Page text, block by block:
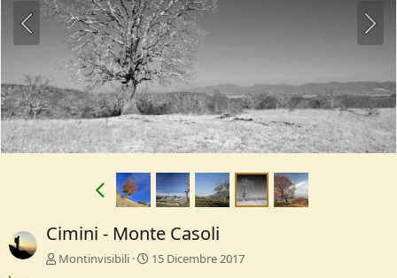
Cimini - Monte Casoli
Montinvisibili 15 Dicembre 2017